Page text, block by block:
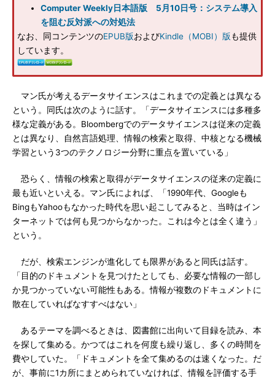
Computer Weekly日本語版 5月10日号：システム導入
を阻む反対派への対処法
なお、同コンテンツのEPUB版およびKindle（MOBI）版も提供
しています。
マン氏が考えるデータサイエンスはこれまでの定義とは異なる
という。同氏は次のように話す。「データサイエンスには多種多
様な定義がある。Bloombergでのデータサイエンスは従来の定義
とは異なり、自然言語処理、情報の検索と取得、中核となる機械
学習という3つのテクノロジー分野に重点を置いている」
恐らく、情報の検索と取得がデータサイエンスの従来の定義に
最も近いといえる。マン氏によれば、「1990年代、Googleも
BingもYahooもなかった時代を思い起こしてみると、当時はイン
ターネットでは何も見つからなかった。これは今とは全く違う」
という。
だが、検索エンジンが進化しても限界があると同氏は話す。
「目的のドキュメントを見つけたとしても、必要な情報の一部し
か見つかっていない可能性もある。情報が複数のドキュメントに
散在していればなすすべはない」
あるテーマを調べるときは、図書館に出向いて目録を読み、本
を探して集める。かつてはこれを何度も繰り返し、多くの時間を
費やしていた。「ドキュメントを全て集めるのは速くなった。だ
が、事前に1カ所にまとめられていなければ、情報を評価する手